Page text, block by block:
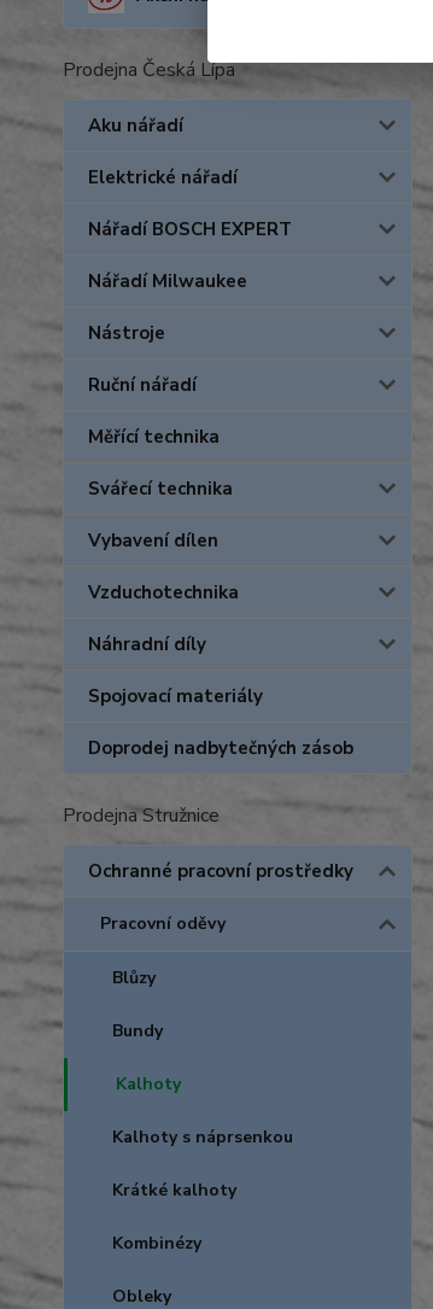
Prodejna Česká Lípa
Aku nářadí
Elektrické nářadí
Nářadí BOSCH EXPERT
Nářadí Milwaukee
Nástroje
Ruční nářadí
Měřící technika
Svářecí technika
Vybavení dílen
Vzduchotechnika
Náhradní díly
Spojovací materiály
Doprodej nadbytečných zásob
Prodejna Stružnice
Ochranné pracovní prostředky
Pracovní oděvy
Blůzy
Bundy
Kalhoty
Kalhoty s náprsenkou
Krátké kalhoty
Kombinézy
Obleky